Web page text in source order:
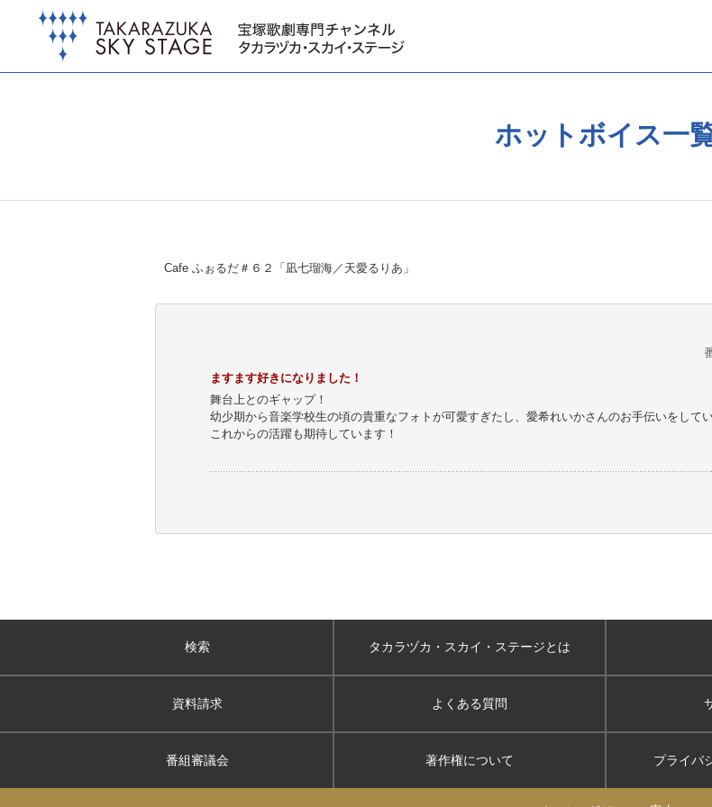
ホットボイス一
Cafe ふぉるだ＃６２「凪七瑠海／天愛るりあ」
ますます好きになりました！
舞台上とのギャップ！
幼少期から音楽学校生の頃の貴重なフォトが可愛すぎたし、愛希れいかさんのお手伝いをして
これからの活躍も期待しています！
検索 タカラヅカ・スカイ ・ステージとは
資料請求 よくある質問
番組審議会 著作権について プライバ